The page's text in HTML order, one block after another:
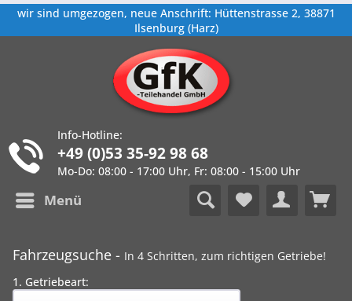
wir sind umgezogen, neue Anschrift: Hüttenstrasse 2, 38871
Ilsenburg (Harz)
Info-Hotline:
+49 (0)53 35-92 98 68
Mo-Do: 08:00 - 17:00 Uhr, Fr: 08:00 - 15:00 Uhr
Menü
Fahrzeugsuche - In 4 Schritten, zum richtigen Getriebe!
1. Getriebeart: